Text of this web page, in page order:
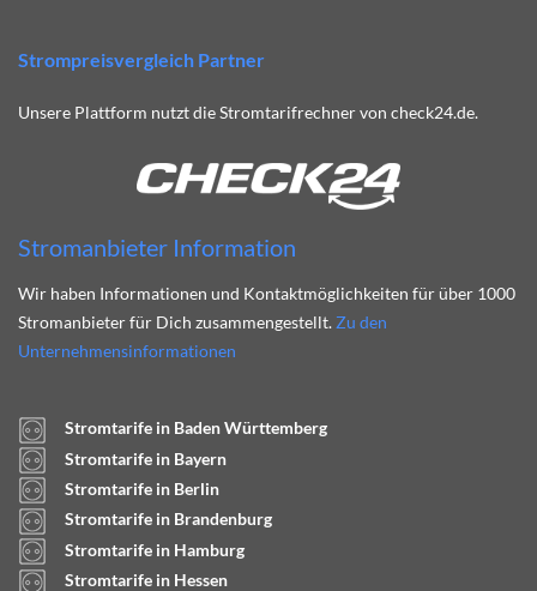
Strompreisvergleich Partner
Unsere Plattform nutzt die Stromtarifrechner von check24.de.
Stromanbieter Information
Wir haben Informationen und Kontaktmöglichkeiten für über 1000
Stromanbieter für Dich zusammengestellt. Zu den
Unternehmensinformationen
Stromtarife in Baden Württemberg
Stromtarife in Bayern
Stromtarife in Berlin
Stromtarife in Brandenburg
Stromtarife in Hamburg
Stromtarife in Hessen